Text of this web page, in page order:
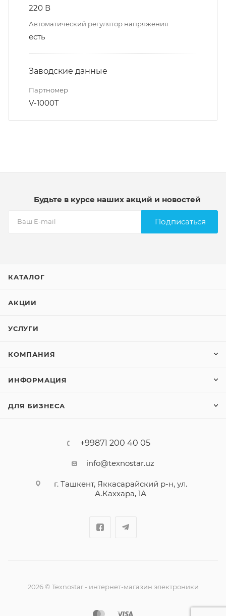
220 В
Автоматический регулятор напряжения
есть
Заводские данные
Партномер
V-1000T
Будьте в курсе наших акций и новостей
Подписаться
КАТАЛОГ
АКЦИИ
УСЛУГИ
КОМПАНИЯ
ИНФОРМАЦИЯ
ДЛЯ БИЗНЕСА
+99871 200 40 05
info@texnostar.uz
г. Ташкент, Яккасарайский р-н, ул.
А.Каххара, 1А
2026© Texnostar - интернет-магазин электроники